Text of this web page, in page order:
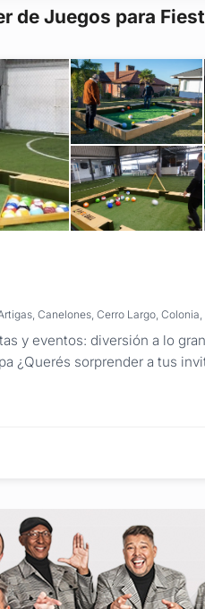
de Juegos para
y eventos: diversión a lo
¿Querés sorprender a tus